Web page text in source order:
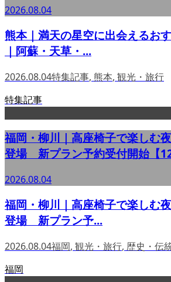
2026.08.04
熊本｜満天の星空に出会えるお
｜阿蘇・天草・...
2026.08.04特集記事, 熊本, 観光・旅行
特集記事
福岡・柳川｜高座椅子で楽しむ
登場 新プラン予約受付開始【12
2026.08.04
福岡・柳川｜高座椅子で楽しむ
登場 新プラン予...
2026.08.04福岡, 観光・旅行, 歴史・伝
福岡